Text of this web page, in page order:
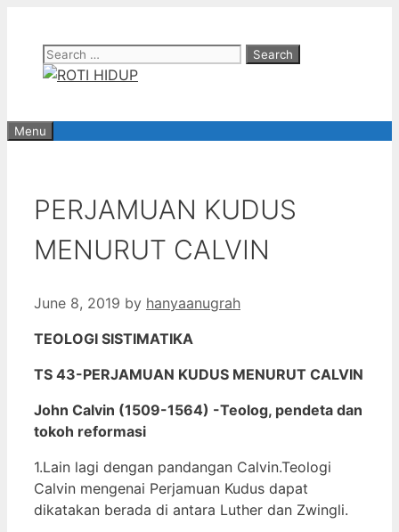
contentSearch
for:
Menu
PERJAMUAN KUDUS
MENURUT CALVIN
June 8, 2019 by hanyaanugrah
TEOLOGI SISTIMATIKA
TS 43-PERJAMUAN KUDUS MENURUT CALVIN
John Calvin (1509-1564) -Teolog, pendeta dan
tokoh reformasi
1.Lain lagi dengan pandangan Calvin.Teologi
Calvin mengenai Perjamuan Kudus dapat
dikatakan berada di antara Luther dan Zwingli.